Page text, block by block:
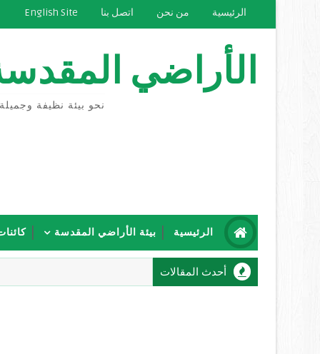
الرئيسية من نحن اتصل بنا English Site
الأراضي
نحو بيئة نظيفة وجميلة
الرئيسية بيئة الأراضي المقدسة
أحدث المقالات